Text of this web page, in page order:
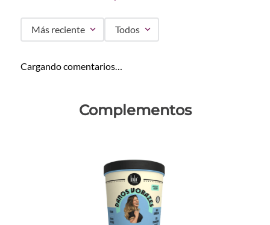
Más reciente Todos
Cargando comentarios…
Complementos